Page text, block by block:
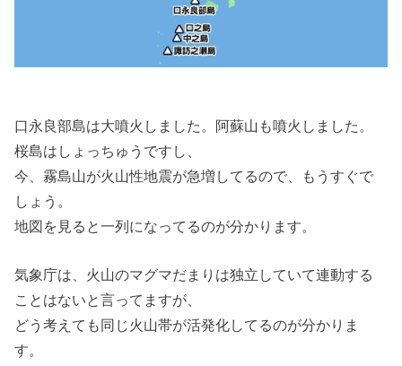
口永良部島は大噴火しました。阿蘇山も噴火しました。
桜島はしょっちゅうですし、
今、霧島山が火山性地震が急増してるので、もうすぐで
しょう。
地図を見ると一列になってるのが分かります。
気象庁は、火山のマグマだまりは独立していて連動する
ことはないと言ってますが、
どう考えても同じ火山帯が活発化してるのが分かりま
す。